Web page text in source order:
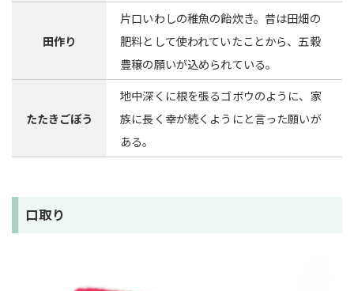
田作り
片口いわしの稚魚の飴炊き。昔は田畑の
肥料として使われていたことから、五穀
豊穣の願いが込められている。
たたきごぼう
地中深くに根を張るゴボウのように、家
族に長く幸が続くようにと言った願いが
ある。
口取り